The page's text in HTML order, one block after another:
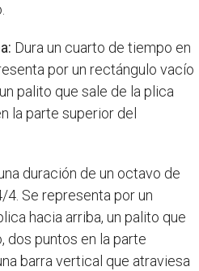
Dura un cuarto de tiempo en
por un rectángulo vacío
palito que sale de la plica
la parte superior del
duración de un octavo de
Se representa por un
hacia arriba, un palito que
dos puntos en la parte
barra vertical que atraviesa